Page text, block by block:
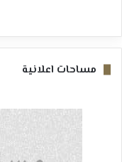
مساحات اعلانية